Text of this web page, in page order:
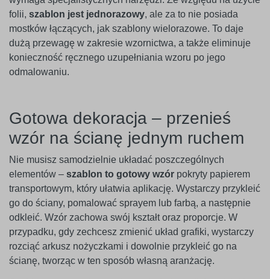
folii, szablon jest jednorazowy, ale za to nie posiada
mostków łączących, jak szablony wielorazowe. To daje
dużą przewagę w zakresie wzornictwa, a także eliminuje
konieczność ręcznego uzupełniania wzoru po jego
odmalowaniu.
Gotowa dekoracja – przenieś
wzór na ścianę jednym ruchem
Nie musisz samodzielnie układać poszczególnych
elementów – szablon to gotowy wzór pokryty papierem
transportowym, który ułatwia aplikację. Wystarczy przykleić
go do ściany, pomalować sprayem lub farbą, a następnie
odkleić. Wzór zachowa swój kształt oraz proporcje. W
przypadku, gdy zechcesz zmienić układ grafiki, wystarczy
rozciąć arkusz nożyczkami i dowolnie przykleić go na
ścianę, tworząc w ten sposób własną aranżację.